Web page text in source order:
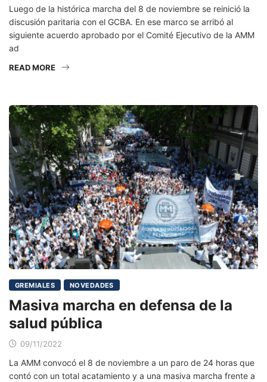
Luego de la histórica marcha del 8 de noviembre se reinició la
discusión paritaria con el GCBA. En ese marco se arribó al
siguiente acuerdo aprobado por el Comité Ejecutivo de la AMM
ad
READ MORE
GREMIALES NOVEDADES
Masiva marcha en defensa de la
salud pública
09/11/2022
La AMM convocó el 8 de noviembre a un paro de 24 horas que
contó con un total acatamiento y a una masiva marcha frente a